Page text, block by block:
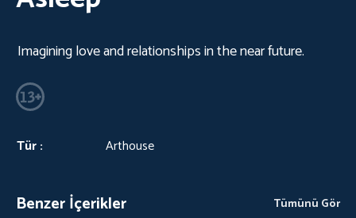
Imagining love and relationships in the near future.
Tür : Arthouse
Benzer İçerikler Tümünü Gör